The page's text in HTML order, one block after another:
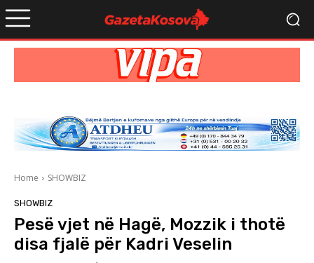
Home SHOWBIZ
SHOWBIZ
Pesë vjet në Hagë, Mozzik i thotë
disa fjalë për Kadri Veselin